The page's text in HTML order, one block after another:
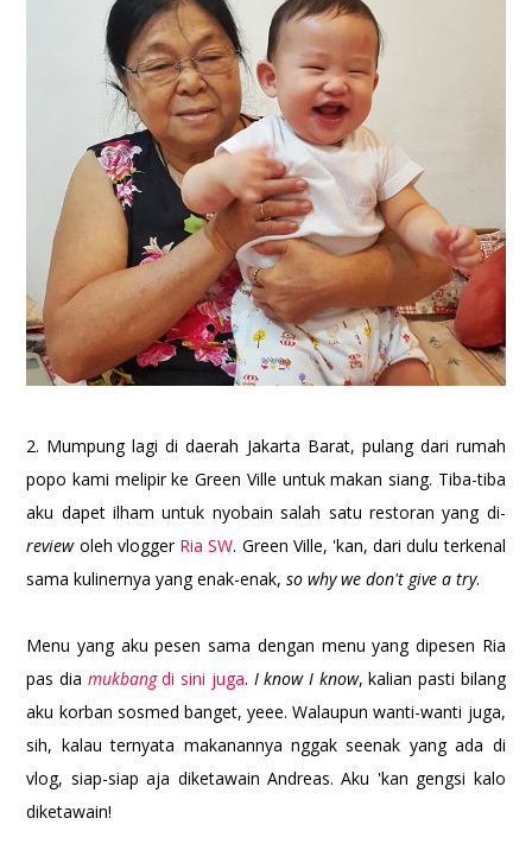
2. Mumpung lagi di daerah Jakarta Barat, pulang dari rumah
popo kami melipir ke Green Ville untuk makan siang. Tiba-tiba
aku dapet ilham untuk nyobain salah satu restoran yang di-
reviewoleh vlogger Ria SW. Green Ville, 'kan, dari dulu terkenal
sama kulinernya yang enak-enak,so why we don't give a try.
Menu yang aku pesen sama dengan menu yang dipesen Ria
pas dia mukbangdi sini juga. I know I know, kalian pasti bilang
aku korban sosmed banget, yeee. Walaupun wanti-wanti juga,
sih, kalau ternyata makanannya nggak seenak yang ada di
vlog, siap-siap aja diketawain Andreas. Aku 'kan gengsi kalo
diketawain!